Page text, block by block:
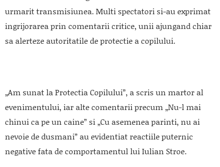
urmarit transmisiunea. Multi spectatori si-au exprimat
ingrijorarea prin comentarii critice, unii ajungand chiar
sa alerteze autoritatile de protectie a copilului.
„Am sunat la Protectia Copilului”, a scris un martor al
evenimentului, iar alte comentarii precum „Nu-l mai
chinui ca pe un caine” si „Cu asemenea parinti, nu ai
nevoie de dusmani” au evidentiat reactiile puternic
negative fata de comportamentul lui Iulian Stroe.